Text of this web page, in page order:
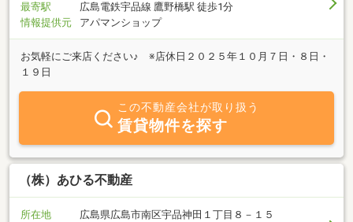
最寄駅
広島電鉄宇品線 鷹野橋駅 徒歩1分
情報提供元
アパマンショップ
お気軽にご来店ください♪ ※店休日２０２５年１０月７日・８日・
１９日
この不動産会社が取り扱う
賃貸物件を探す
（株）あひる不動産
所在地
広島県広島市南区宇品神田１丁目８－１５